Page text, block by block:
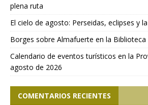
plena ruta
El cielo de agosto: Perseidas, eclipses y
Borges sobre Almafuerte en la Biblioteca
Calendario de eventos turísticos en la
agosto de 2026
COMENTARIOS RECIENTES